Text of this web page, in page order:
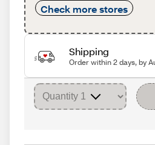
Check more stores
Shipping
Order within 2 days, by